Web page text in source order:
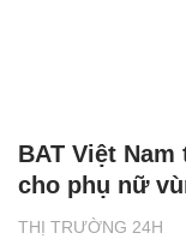
THỊ TRƯỜNG 24H
BAT Việt
cho phụ nữ